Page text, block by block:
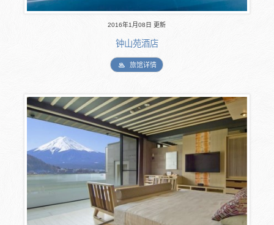
2016年1月08日 更新
钟山苑酒店
旅馆详情